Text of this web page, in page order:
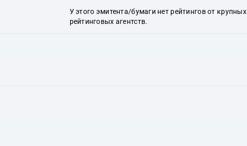
У этого эмитента/бумаги нет рейтингов от крупных
рейтинговых агентств.